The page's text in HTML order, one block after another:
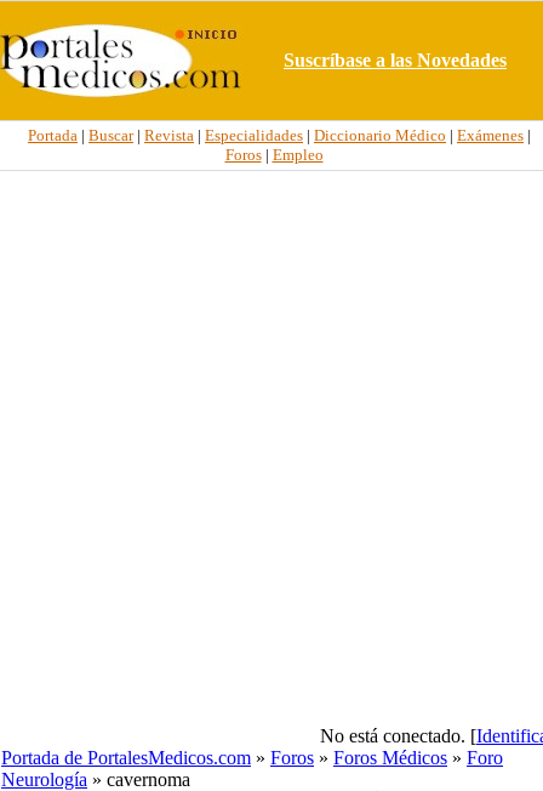
Suscríbase a las Novedades
Portada | Buscar| Revista | Especialidades | Diccionario Médico | Exámenes |
Foros| Empleo
No está conectado. [
Portada de PortalesMedicos.com » Foros » Foros Médicos » Foro
Neurología » cavernoma